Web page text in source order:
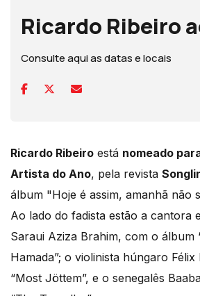
Ricardo Ribeiro
Consulte aqui as datas e locais
Ricardo Ribeiro está nomeado
Artista do Ano, pela revista
álbum "Hoje é assim, amanhã não
Ao lado do fadista estão a cantora
Saraui Aziza Brahim, com o álbum
Hamada”; o violinista húngaro
“Most Jöttem”, e o senegalês